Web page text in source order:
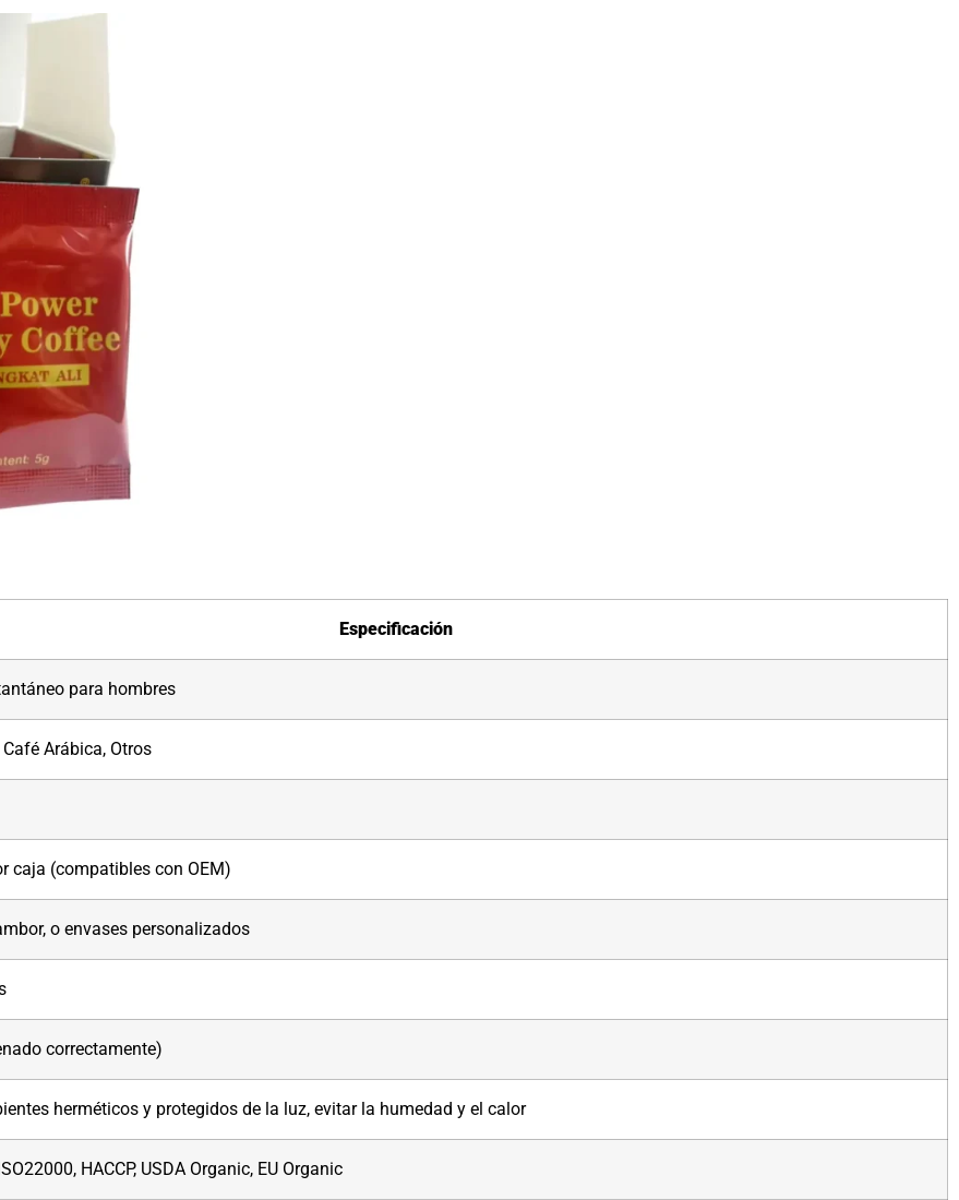
Especificación
para hombres
Arábica, Otros
caja (compatibles con OEM)
o envases personalizados
correctamente)
herméticos y protegidos de la luz, evitar la humedad y el calor
HACCP, USDA Organic, EU Organic